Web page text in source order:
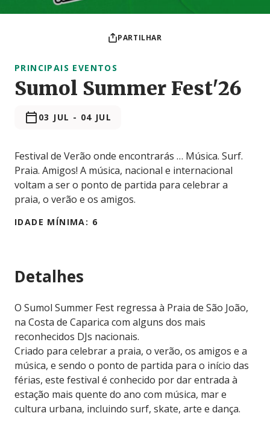
PARTILHAR
PRINCIPAIS EVENTOS
Sumol Summer Fest'26
03 JUL - 04 JUL
Festival de Verão onde encontrarás … Música. Surf.
Praia. Amigos! A música, nacional e internacional
voltam a ser o ponto de partida para celebrar a
praia, o verão e os amigos.
IDADE MÍNIMA: 6
Detalhes
O Sumol Summer Fest regressa à Praia de São João,
na Costa de Caparica com alguns dos mais
reconhecidos DJs nacionais.
Criado para celebrar a praia, o verão, os amigos e a
música, e sendo o ponto de partida para o início das
férias, este festival é conhecido por dar entrada à
estação mais quente do ano com música, mar e
cultura urbana, incluindo surf, skate, arte e dança.